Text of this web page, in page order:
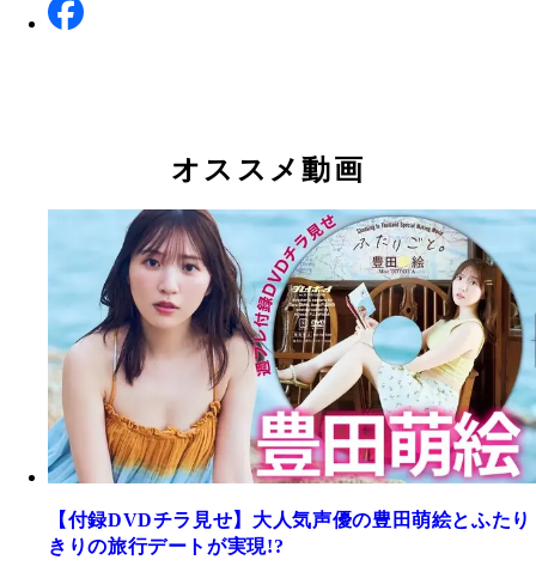
オススメ動画
【付録DVDチラ見せ】大人気声優の豊田萌絵とふたり
きりの旅行デートが実現!?